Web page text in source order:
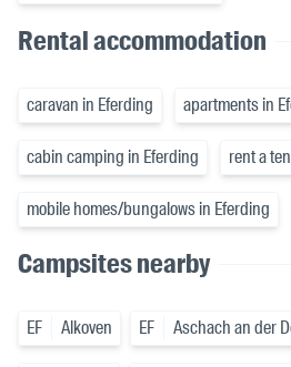
Rental accommodation
caravan in Eferding apartments in
cabin camping in Eferding rent a
mobile homes/bungalows in Eferding
Campsites nearby
EF Alkoven EF Aschach an der